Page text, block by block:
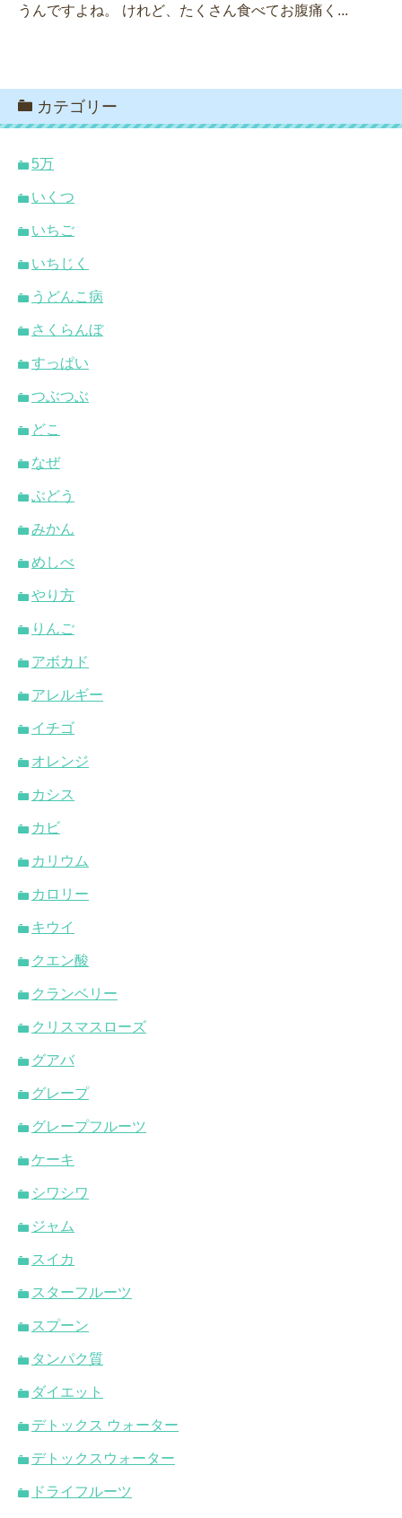
うんですよね。 けれど、たくさん食べてお腹痛く...
カテゴリー
5万
いくつ
いちご
いちじく
うどんこ病
さくらんぼ
すっぱい
つぶつぶ
どこ
なぜ
ぶどう
みかん
めしべ
やり方
りんご
アボカド
アレルギー
イチゴ
オレンジ
カシス
カビ
カリウム
カロリー
キウイ
クエン酸
クランベリー
クリスマスローズ
グアバ
グレープ
グレープフルーツ
ケーキ
シワシワ
ジャム
スイカ
スターフルーツ
スプーン
タンパク質
ダイエット
デトックス ウォーター
デトックスウォーター
ドライフルーツ